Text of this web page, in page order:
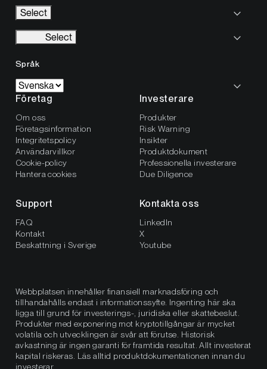
Select
Select
Språk
Företag
Om oss
Företagsinformation
Integritetspolicy
Användarvillkor
Cookie-policy
Hantera cookies
Investerare
Produkter
Risk Warning
Insikter
Produktdokument
Professionella investerare
Due Diligence
Support
FAQ
Kontakt
Beskattning i Sverige
Kontakta oss
LinkedIn
X
Youtube
Webbplatsen innehåller finansiell marknadsföring och
tillhandahålls endast i informationssyfte. Ingenting här ska
ligga till grund för investerings-, juridiska eller skattebeslut.
Produkter med exponering mot kryptotillgångar är mycket
volatila och utvecklingen är svår att förutse. Historisk
avkastning är ingen garanti för framtida resultat. Allt investerat
kapital riskeras. Läs alltid produktdokumentationen innan du
investerar.